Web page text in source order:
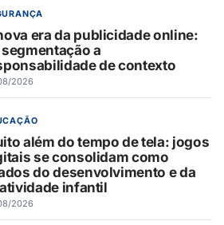
era da publicidade online:
a
de contexto
2026
além do tempo de tela: jogos
se consolidam como
do desenvolvimento e da
infantil
2026